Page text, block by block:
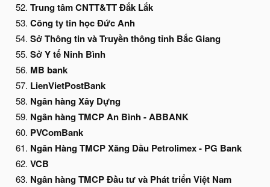
Trung tâm CNTT&TT Đắk Lắk
Công ty tin học Đức Anh
Sở Thông tin và Truyền thông tỉnh Bắc Giang
Sở Y tế Ninh Bình
MB bank
LienVietPostBank
Ngân hàng Xây Dựng
Ngân hàng TMCP An Bình - ABBANK
PVComBank
Ngân Hàng TMCP Xăng Dầu Petrolimex - PG Bank
VCB
Ngân hàng TMCP Đầu tư và Phát triển Việt Nam